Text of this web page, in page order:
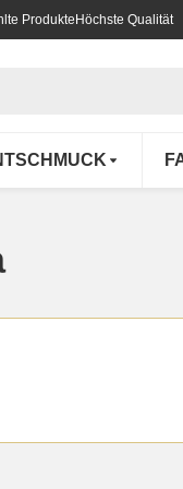
Produkte Höchste Qualität